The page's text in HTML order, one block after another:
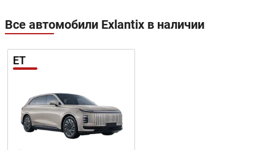
Все автомобили Exlantix в наличии
ET